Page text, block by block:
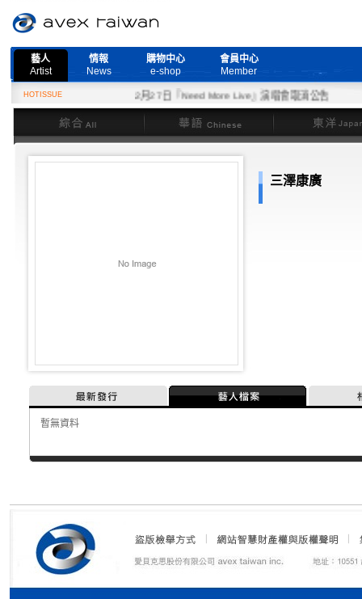
藝人
Artist
情報
News
購物中心
e-shop
會員中心
Member
HOTISSUE
2月27日『Need More Live』演唱會取消公告
綜合
華語 東洋
三澤康廣
最新發行 藝人檔案
暫無資料